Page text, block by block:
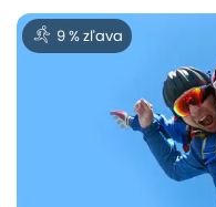
9 % zľava